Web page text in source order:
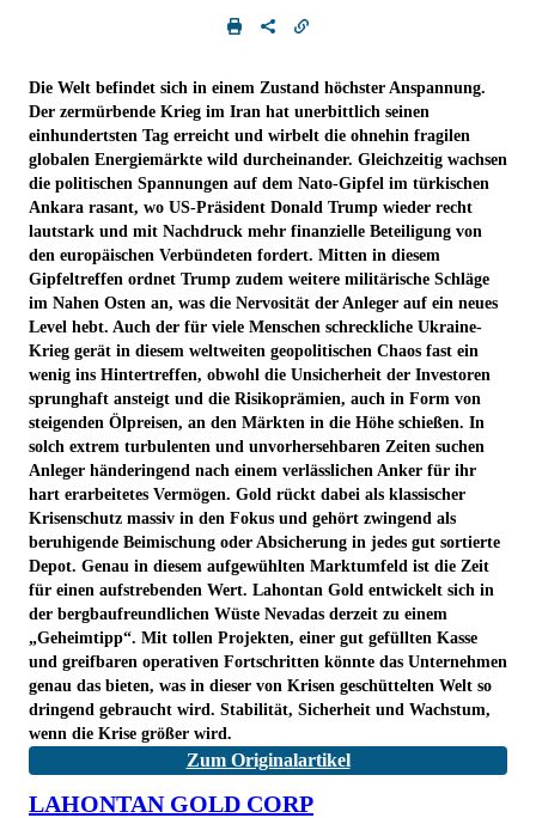
Die Welt befindet sich in einem Zustand höchster Anspannung.
Der zermürbende Krieg im Iran hat unerbittlich seinen
einhundertsten Tag erreicht und wirbelt die ohnehin fragilen
globalen Energiemärkte wild durcheinander. Gleichzeitig wachsen
die politischen Spannungen auf dem Nato-Gipfel im türkischen
Ankara rasant, wo US-Präsident Donald Trump wieder recht
lautstark und mit Nachdruck mehr finanzielle Beteiligung von
den europäischen Verbündeten fordert. Mitten in diesem
Gipfeltreffen ordnet Trump zudem weitere militärische Schläge
im Nahen Osten an, was die Nervosität der Anleger auf ein neues
Level hebt. Auch der für viele Menschen schreckliche Ukraine-
Krieg gerät in diesem weltweiten geopolitischen Chaos fast ein
wenig ins Hintertreffen, obwohl die Unsicherheit der Investoren
sprunghaft ansteigt und die Risikoprämien, auch in Form von
steigenden Ölpreisen, an den Märkten in die Höhe schießen. In
solch extrem turbulenten und unvorhersehbaren Zeiten suchen
Anleger händeringend nach einem verlässlichen Anker für ihr
hart erarbeitetes Vermögen. Gold rückt dabei als klassischer
Krisenschutz massiv in den Fokus und gehört zwingend als
beruhigende Beimischung oder Absicherung in jedes gut sortierte
Depot. Genau in diesem aufgewühlten Marktumfeld ist die Zeit
für einen aufstrebenden Wert. Lahontan Gold entwickelt sich in
der bergbaufreundlichen Wüste Nevadas derzeit zu einem
„Geheimtipp“. Mit tollen Projekten, einer gut gefüllten Kasse
und greifbaren operativen Fortschritten könnte das Unternehmen
genau das bieten, was in dieser von Krisen geschüttelten Welt so
dringend gebraucht wird. Stabilität, Sicherheit und Wachstum,
wenn die Krise größer wird.
Zum Originalartikel
LAHONTAN GOLD CORP